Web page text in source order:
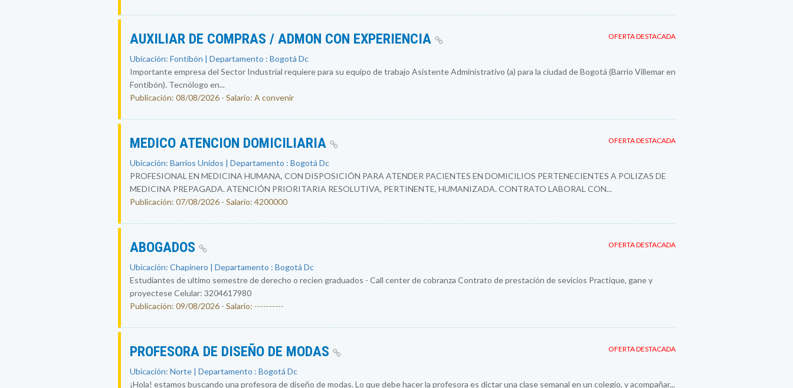
OFERTA DESTACADA
AUXILIAR DE COMPRAS / ADMON CON EXPERIENCIA
Ubicación: Fontibón | Departamento : Bogotá Dc
Importante empresa del Sector Industrial requiere para su equipo de trabajo Asistente Administrativo (a) para la ciudad de Bogotá (Barrio Villemar en
Fontibón). Tecnólogo en...
Publicación: 08/08/2026 - Salario: A convenir
OFERTA DESTACADA
MEDICO ATENCION DOMICILIARIA
Ubicación: Barrios Unidos | Departamento : Bogotá Dc
PROFESIONAL EN MEDICINA HUMANA, CON DISPOSICIÓN PARA ATENDER PACIENTES EN DOMICILIOS PERTENECIENTES A POLIZAS DE
MEDICINA PREPAGADA. ATENCIÓN PRIORITARIA RESOLUTIVA, PERTINENTE, HUMANIZADA. CONTRATO LABORAL CON...
Publicación: 07/08/2026 - Salario: 4200000
OFERTA DESTACADA
ABOGADOS
Ubicación: Chapinero | Departamento : Bogotá Dc
Estudiantes de ultimo semestre de derecho o recien graduados - Call center de cobranza Contrato de prestación de sevicios Practique, gane y
proyectese Celular: 3204617980
Publicación: 09/08/2026 - Salario: ----------
OFERTA DESTACADA
PROFESORA DE DISEÑO DE MODAS
Ubicación: Norte | Departamento : Bogotá Dc
¡Hola! estamos buscando una profesora de diseño de modas. Lo que debe hacer la profesora es dictar una clase semanal en un colegio, y acompañar...